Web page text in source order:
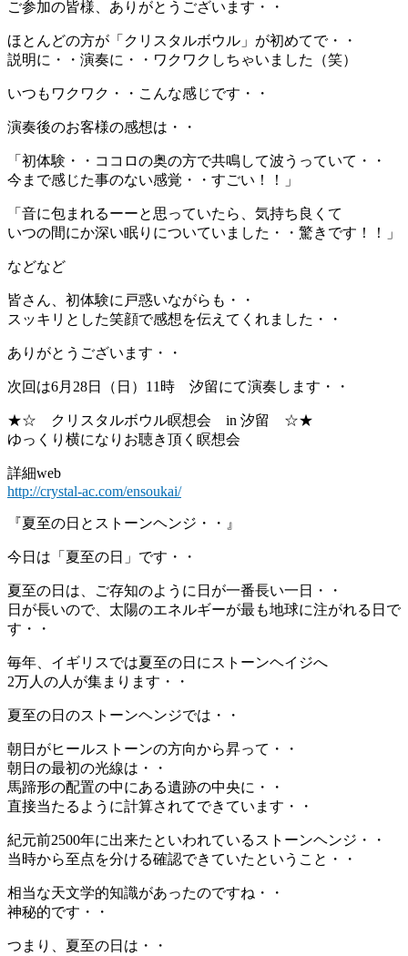
ご参加の皆様、ありがとうございます・・
ほとんどの方が「クリスタルボウル」が初めてで・・
説明に・・演奏に・・ワクワクしちゃいました（笑）
いつもワクワク・・こんな感じです・・
演奏後のお客様の感想は・・
「初体験・・ココロの奥の方で共鳴して波うっていて・・
今まで感じた事のない感覚・・すごい！！」
「音に包まれるーーと思っていたら、気持ち良くて
いつの間にか深い眠りについていました・・驚きです！！」
などなど
皆さん、初体験に戸惑いながらも・・
スッキリとした笑顔で感想を伝えてくれました・・
ありがとうございます・・
次回は6月28日（日）11時 汐留にて演奏します・・
★☆ クリスタルボウル瞑想会 in 汐留 ☆★
ゆっくり横になりお聴き頂く瞑想会
詳細web
http://crystal-ac.com/ensoukai/
『夏至の日とストーンヘンジ・・』
今日は「夏至の日」です・・
夏至の日は、ご存知のように日が一番長い一日・・
日が長いので、太陽のエネルギーが最も地球に注がれる日で
す・・
毎年、イギリスでは夏至の日にストーンヘイジへ
2万人の人が集まります・・
夏至の日のストーンヘンジでは・・
朝日がヒールストーンの方向から昇って・・
朝日の最初の光線は・・
馬蹄形の配置の中にある遺跡の中央に・・
直接当たるように計算されてできています・・
紀元前2500年に出来たといわれているストーンヘンジ・・
当時から至点を分ける確認できていたということ・・
相当な天文学的知識があったのですね・・
神秘的です・・
つまり、夏至の日は・・